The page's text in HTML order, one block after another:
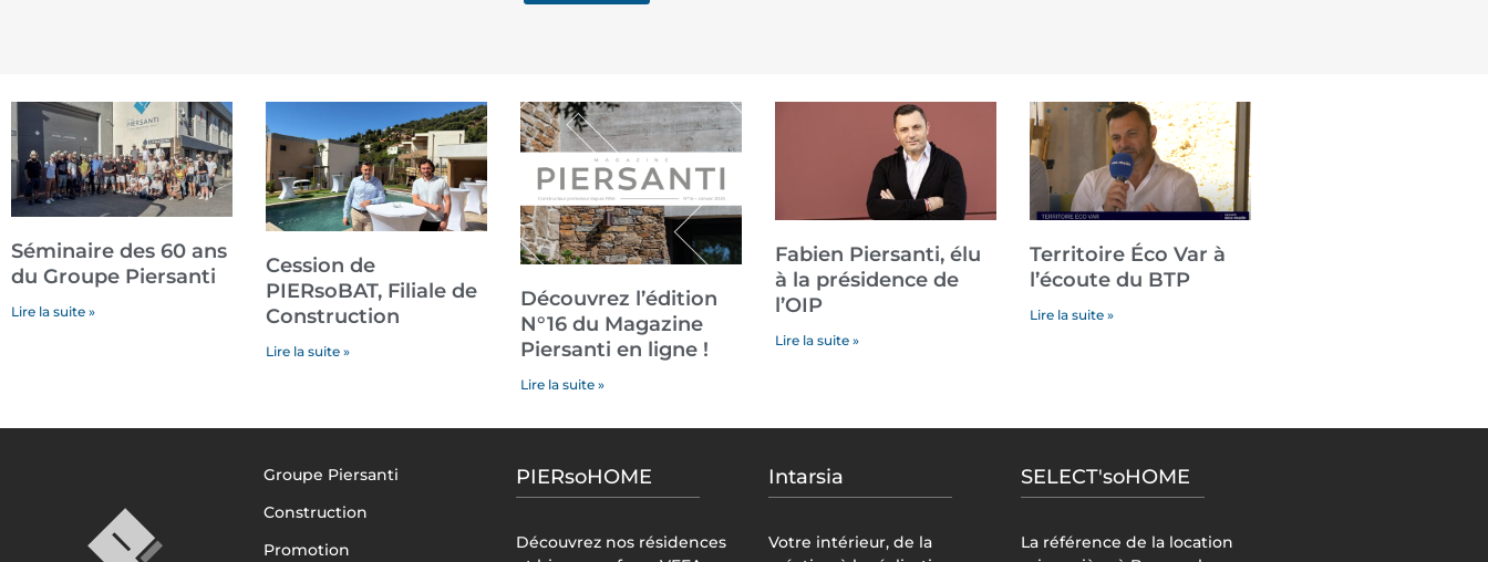
Séminaire des 60 ans
du Groupe Piersanti
Lire la suite »
Cession de
PIERsoBAT, Filiale de
Construction
Lire la suite »
Découvrez l’édition
N°16 du Magazine
Piersanti en ligne !
Lire la suite »
Fabien Piersanti, élu
à la présidence de
l’OIP
Lire la suite »
Territoire Éco Var à
l’écoute du BTP
Lire la suite »
Groupe Piersanti
Construction
Promotion
PIERsoHOME
Découvrez nos résidences
Intarsia
Votre intérieur, de la
SELECT'soHOME
La référence de la location